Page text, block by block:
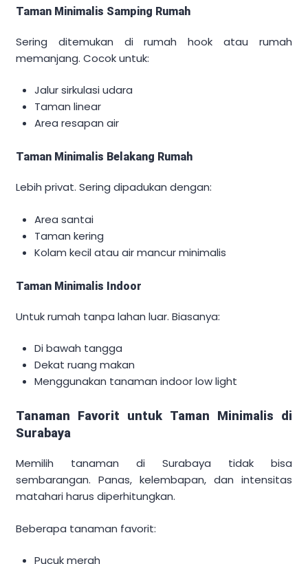
Taman Minimalis Samping Rumah
Sering ditemukan di rumah hook atau rumah
memanjang. Cocok untuk:
Jalur sirkulasi udara
Taman linear
Area resapan air
Taman Minimalis Belakang Rumah
Lebih privat. Sering dipadukan dengan:
Area santai
Taman kering
Kolam kecil atau air mancur minimalis
Taman Minimalis Indoor
Untuk rumah tanpa lahan luar. Biasanya:
Di bawah tangga
Dekat ruang makan
Menggunakan tanaman indoor low light
Tanaman Favorit untuk Taman Minimalis di
Surabaya
Memilih tanaman di Surabaya tidak bisa
sembarangan. Panas, kelembapan, dan intensitas
matahari harus diperhitungkan.
Beberapa tanaman favorit:
Pucuk merah